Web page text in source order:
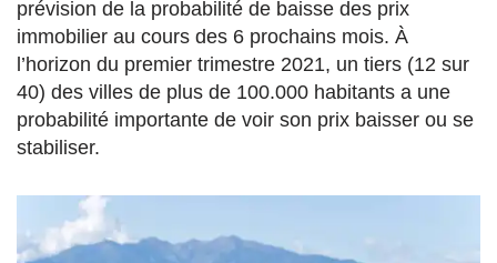
prévision de la probabilité de baisse des prix
immobilier au cours des 6 prochains mois. À
l’horizon du premier trimestre 2021, un tiers (12 sur
40) des villes de plus de 100.000 habitants a une
probabilité importante de voir son prix baisser ou se
stabiliser.